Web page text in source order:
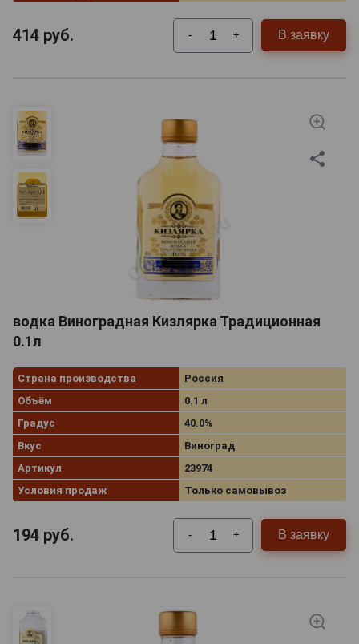
414 руб. - + В заявку
водка Виноградная Кизлярка Традиционная
0.1л
Страна производства
Россия
Объём
0.1 л
Градус
40.0%
Вкус
Виноград
Артикул
23974
Условия продаж
Только самовывоз
194 руб. - + В заявку